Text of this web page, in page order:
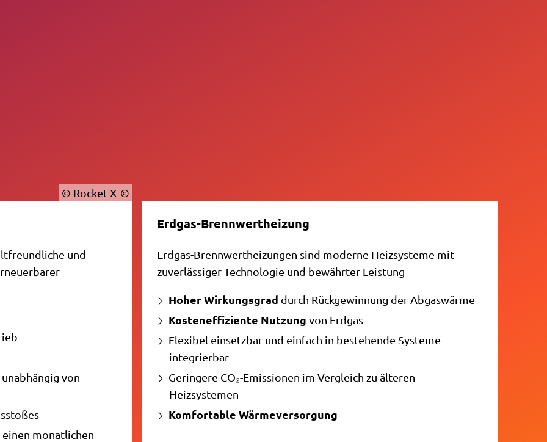
© Rocket X
und
von
monatlichen
Erdgas-Brennwertheizung
Erdgas-Brennwertheizungen sind moderne Heizsysteme mit
zuverlässiger Technologie und bewährter Leistung
Hoher Wirkungsgrad durch Rückgewinnung der Abgaswärme
Kosteneffiziente Nutzung von Erdgas
Flexibel einsetzbar und einfach in bestehende Systeme
integrierbar
Geringere CO₂-Emissionen im Vergleich zu älteren
Heizsystemen
Komfortable Wärmeversorgung